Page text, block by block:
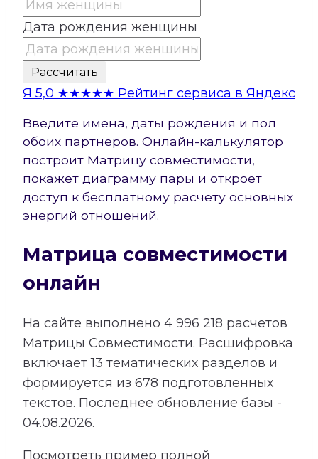
Дата рождения женщины
Рассчитать
Я 5,0 ★★★★★ Рейтинг сервиса в Яндекс
Введите имена, даты рождения и пол
обоих партнеров. Онлайн-калькулятор
построит Матрицу совместимости,
покажет диаграмму пары и откроет
доступ к бесплатному расчету основных
энергий отношений.
Матрица совместимости
онлайн
На сайте выполнено 4 996 218 расчетов
Матрицы Совместимости. Расшифровка
включает13 тематических разделов и
формируется из 678 подготовленных
текстов. Последнее обновление базы -
04.08.2026.
Посмотреть пример полной